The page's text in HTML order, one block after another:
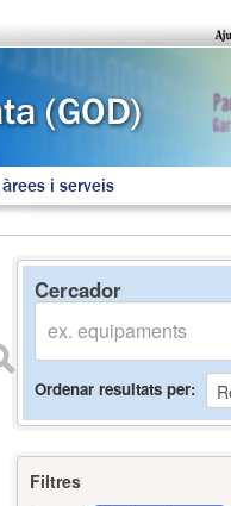
i serveis
Cercador
Ordenar resultats per
Filtres